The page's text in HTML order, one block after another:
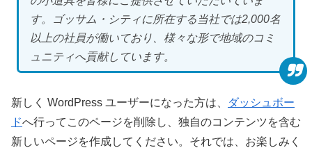
す。ゴッサム・シティに所在する当社では2,000名
以上の社員が働いており、様々な形で地域のコミ
ュニティへ貢献しています。
新しく WordPress ユーザーになった方は、
ダッシュボー
ドへ行ってこのページを削除し、独自のコンテンツを含む
新しいページを作成してください。それでは、お楽しみく